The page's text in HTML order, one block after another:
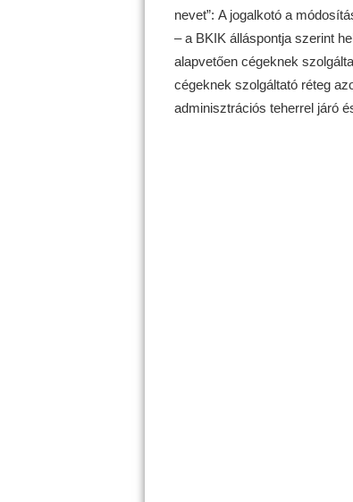
nevet”: A jogalkotó a
– a BKIK álláspontja szerint
alapvetően cégeknek
cégeknek szolgáltató réteg
adminisztrációs teherrel járó